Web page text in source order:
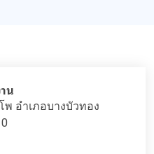
น
อำเภอบางบัวทอง